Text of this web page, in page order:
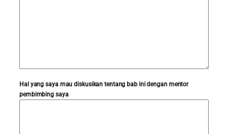
Hal yang saya mau diskusikan tentang bab ini dengan mentor
pembimbing saya